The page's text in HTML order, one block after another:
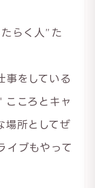
らく人”た
事をしている
こころとキャ
場所としてぜ
イブもやって